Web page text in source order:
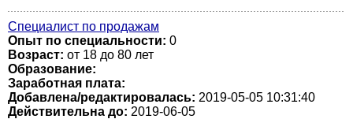
Специалист по продажам
Опыт по специальности: 0
Возраст: от 18 до 80 лет
Образование:
Заработная плата:
Добавлена/редактировалась: 2019-05-05 10:31:40
Действительна до: 2019-06-05